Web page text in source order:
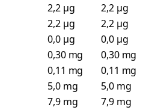
2,2 µg
2,2 µg
2,2 µg
2,2 µg
0,0 µg
0,0 µg
0,30 mg
0,30 mg
0,11 mg
0,11 mg
5,0 mg
5,0 mg
7,9 mg
7,9 mg